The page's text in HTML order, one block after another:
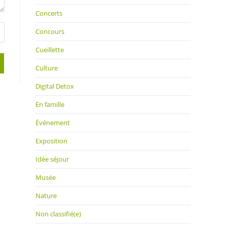
Concerts
Concours
Cueillette
Culture
Digital Detox
En famille
Événement
Exposition
Idée séjour
Musée
Nature
Non classifié(e)